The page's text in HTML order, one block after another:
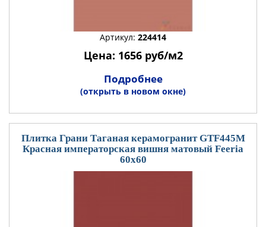
Артикул: 224414
Цена: 1656 руб/м2
Подробнее
(открыть в новом окне)
Плитка Грани Таганая керамогранит GTF445М
Красная императорская вишня матовый Feeria
60x60